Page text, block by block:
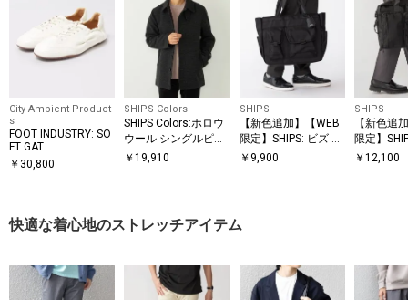
City Ambient Product
s
FOOT INDUSTRY: SO
FT GAT
￥ 30,800
SHIPS Colors
SHIPS Colors:ホロウ
ウール シングルピー
コート
￥19,910
SHIPS
【新色追加】【WEB
限定】SHIPS: ビズ ワ
イド ブリーフ トート
￥ 9,900
SHIPS
【新色追
限定】
ビズ ワイ
￥12,100
快適な着心地のストレッチアイテム